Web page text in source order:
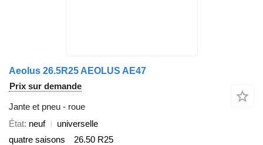
Aeolus 26.5R25 AEOLUS AE47
Prix sur demande
Jante et pneu - roue
État neuf
universelle
quatre saisons
26.50 R25